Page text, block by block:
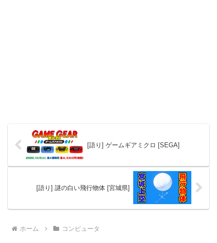
[語り] ゲームギアミクロ [SEGA]
[語り] 謎の白い飛行物体 [宮城県]
ホーム コンピュータ